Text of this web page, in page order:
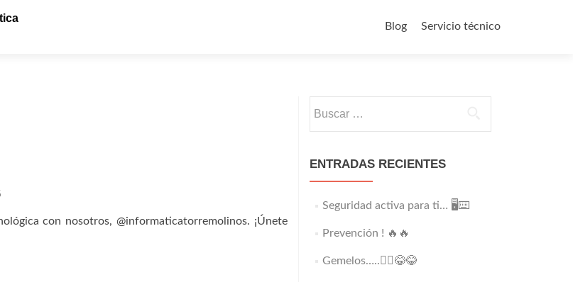
al
Blog Servicio técnico
con nosotros, @informaticatorremolinos. ¡Únete
ENTRADAS RECIENTES
Seguridad activa para ti… 🖥️⌨️
Prevención ! 🔥🔥
Gemelos…..👯‍♂️😂😂